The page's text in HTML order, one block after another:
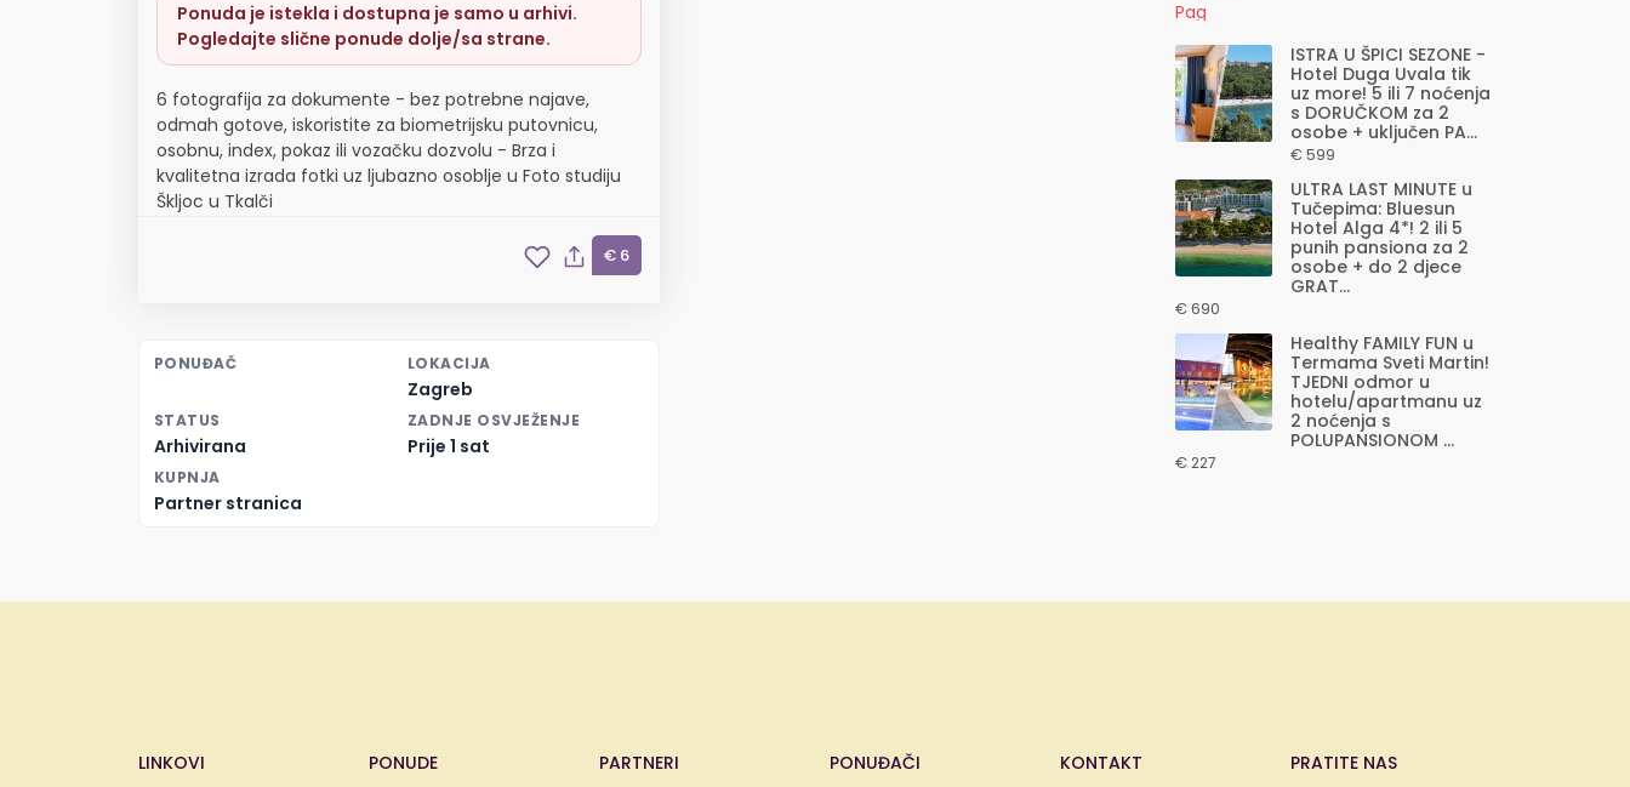
Ponuda je istekla i dostupna je samo u arhivi.
Pogledajte slične ponude dolje/sa strane.
6 fotografija za dokumente - bez potrebne najave,
odmah gotove, iskoristite za biometrijsku putovnicu,
osobnu, index, pokaz ili vozačku dozvolu - Brza i
kvalitetna izrada fotki uz ljubazno osoblje u Foto studiju
Škljoc u Tkalči
€ 6
PONUĐAČ LOKACIJA
Zagreb
STATUS
Arhivirana
ZADNJE OSVJEŽENJE
Prije 1 sat
KUPNJA
Partner stranica
ISTRA U ŠPICI SEZONE -
Hotel Duga Uvala tik
uz more! 5 ili 7 noćenja
s DORUČKOM za 2
osobe + uključen PA...
€ 599
ULTRA LAST MINUTE u
Tučepima: Bluesun
Hotel Alga 4*! 2 ili 5
punih pansiona za 2
osobe + do 2 djece
GRAT...
€ 690
Healthy FAMILY FUN u
Termama Sveti Martin!
TJEDNI odmor u
hotelu/apartmanu uz
2 noćenja s
POLUPANSIONOM ...
€ 227
LINKOVI
PONUDE
PARTNERI
PONUĐAČI
KONTAKT
PRATITE NAS